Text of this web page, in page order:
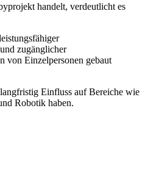
handelt, verdeutlicht es
zugänglicher
von Einzelpersonen gebaut
Einfluss auf Bereiche wie
Robotik haben.